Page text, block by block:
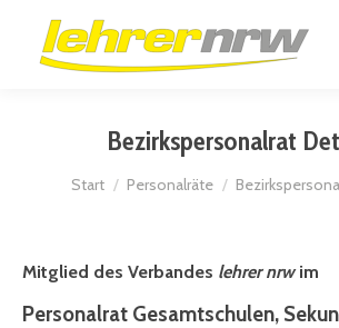
Bezirkspersonalrat
Sie befinden sich hier:
Start Personalräte
Mitglied des Verbandes lehrer nrwim
Personalrat Gesamtschulen,